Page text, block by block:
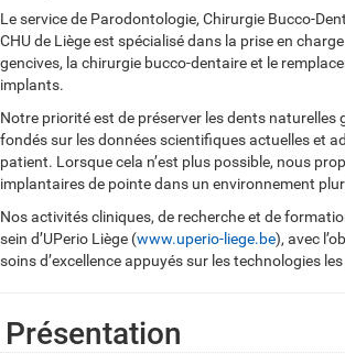
Le service de Parodontologie, Chirurgie Bucco-
CHU de Liège est spécialisé dans la prise en
gencives, la chirurgie bucco-dentaire et le
implants.
Notre priorité est de préserver les dents naturelles
fondés sur les données scientifiques actuelles et
patient. Lorsque cela n’est plus possible, nous
implantaires de pointe dans un environnement
Nos activités cliniques, de recherche et de
sein d’UPerio Liège (www.uperio-liege.be), avec
soins d’excellence appuyés sur les technologies
Présentation